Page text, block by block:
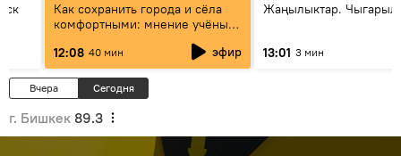
Как сохранить города и сёла
комфортными: мнение учёных
12:08 40 мин эфир
Жаңылыктар.
13:01 3 мин
Вчера Сегодня
г. Бишкек 89.3